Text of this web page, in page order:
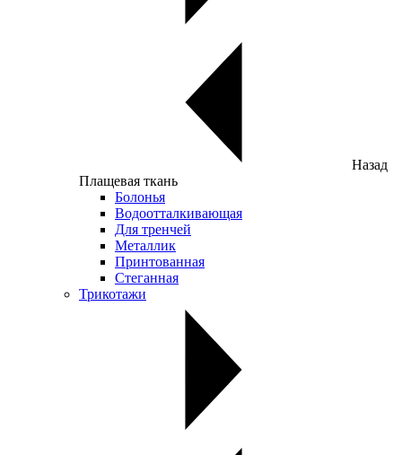
Назад
Плащевая ткань
Болонья
Водоотталкивающая
Для тренчей
Металлик
Принтованная
Стеганная
Трикотажи